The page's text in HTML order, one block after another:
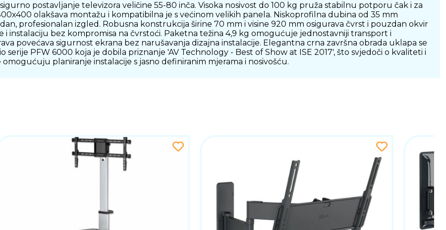
postavljanje televizora veličine 55-80 inča. Visoka nosivost do 100 kg pruža stabilnu potporu čak i za
olakšava montažu i kompatibilna je s većinom velikih panela. Niskoprofilna dubina od 35 mm
profesionalan izgled. Robusna konstrukcija širine 70 mm i visine 920 mm osigurava čvrst i pouzdan okvir
i instalaciju bez kompromisa na čvrstoći. Paketna težina 4,9 kg omogućuje jednostavniji transport i
povećava sigurnost ekrana bez narušavanja dizajna instalacije. Elegantna crna završna obrada uklapa se
PFW 6000 koja je dobila priznanje 'AV Technology - Best of Show at ISE 2017', što svjedoči o kvaliteti i
planiranje instalacije s jasno definiranim mjerama i nosivošću.